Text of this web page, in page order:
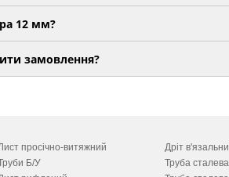
12 мм?
замовлення?
просічно-витяжний
Б/У
Дріт
Труба